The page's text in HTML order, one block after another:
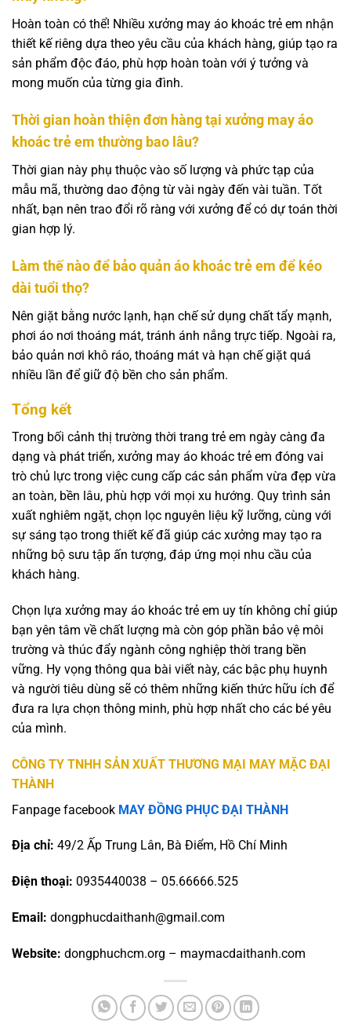
Hoàn toàn có thể! Nhiều xưởng may áo khoác trẻ em nhận
thiết kế riêng dựa theo yêu cầu của khách hàng, giúp tạo ra
sản phẩm độc đáo, phù hợp hoàn toàn với ý tưởng và
mong muốn của từng gia đình.
Thời gian hoàn thiện đơn hàng tại xưởng may áo
khoác trẻ em thường bao lâu?
Thời gian này phụ thuộc vào số lượng và phức tạp của
mẫu mã, thường dao động từ vài ngày đến vài tuần. Tốt
nhất, bạn nên trao đổi rõ ràng với xưởng để có dự toán thời
gian hợp lý.
Làm thế nào để bảo quản áo khoác trẻ em để kéo
dài tuổi thọ?
Nên giặt bằng nước lạnh, hạn chế sử dụng chất tẩy mạnh,
phơi áo nơi thoáng mát, tránh ánh nắng trực tiếp. Ngoài ra,
bảo quản nơi khô ráo, thoáng mát và hạn chế giặt quá
nhiều lần để giữ độ bền cho sản phẩm.
Tổng kết
Trong bối cảnh thị trường thời trang trẻ em ngày càng đa
dạng và phát triển, xưởng may áo khoác trẻ em đóng vai
trò chủ lực trong việc cung cấp các sản phẩm vừa đẹp vừa
an toàn, bền lâu, phù hợp với mọi xu hướng. Quy trình sản
xuất nghiêm ngặt, chọn lọc nguyên liệu kỹ lưỡng, cùng với
sự sáng tạo trong thiết kế đã giúp các xưởng may tạo ra
những bộ sưu tập ấn tượng, đáp ứng mọi nhu cầu của
khách hàng.
Chọn lựa xưởng may áo khoác trẻ em uy tín không chỉ giúp
bạn yên tâm về chất lượng mà còn góp phần bảo vệ môi
trường và thúc đẩy ngành công nghiệp thời trang bền
vững. Hy vọng thông qua bài viết này, các bậc phụ huynh
và người tiêu dùng sẽ có thêm những kiến thức hữu ích để
đưa ra lựa chọn thông minh, phù hợp nhất cho các bé yêu
của mình.
CÔNG TY TNHH SẢN XUẤT THƯƠNG MẠI MAY MẶC ĐẠI
THÀNH
Fanpage facebook MAY ĐỒNG PHỤC ĐẠI THÀNH
Địa chỉ: 49/2 Ấp Trung Lân, Bà Điểm, Hồ Chí Minh
Điện thoại: 0935440038 – 05.66666.525
Email: dongphucdaithanh@gmail.com
Website: dongphuchcm.org – maymacdaithanh.com